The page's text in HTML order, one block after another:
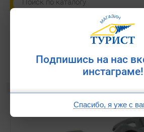
Кольца снежные Tramp
TRA-060
Подпишись на нас
инстаграме!
Спасибо, я уже с